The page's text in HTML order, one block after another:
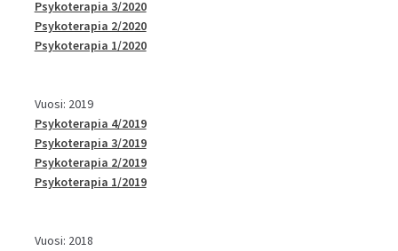
Psykoterapia 3/2020
Psykoterapia 2/2020
Psykoterapia 1/2020
Vuosi: 2019
Psykoterapia 4/2019
Psykoterapia 3/2019
Psykoterapia 2/2019
Psykoterapia 1/2019
Vuosi: 2018